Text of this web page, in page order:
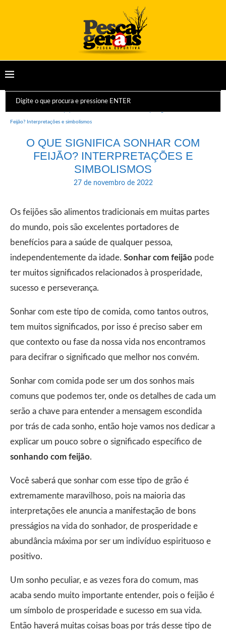
Feijão? Interpretações e simbolismos
O QUE SIGNIFICA SONHAR COM
FEIJÃO? INTERPRETAÇÕES E
SIMBOLISMOS
27 de novembro de 2022
Os feijões são alimentos tradicionais em muitas partes
do mundo, pois são excelentes portadores de
benefícios para a saúde de qualquer pessoa,
independentemente da idade. Sonhar com feijão pode
ter muitos significados relacionados à prosperidade,
sucesso e perseverança.
Sonhar com este tipo de comida, como tantos outros,
tem muitos significados, por isso é preciso saber em
que contexto ou fase da nossa vida nos encontramos
para decifrar o significado que melhor nos convém.
Sonhar com comida pode ser um dos sonhos mais
comuns que podemos ter, onde os detalhes de cada um
serão a chave para entender a mensagem escondida
por trás de cada sonho, então hoje vamos nos dedicar a
explicar um pouco sobre o significado específico de
sonhando com feijão.
Você saberá que sonhar com esse tipo de grão é
extremamente maravilhoso, pois na maioria das
interpretações ele anuncia a manifestação de bons
presságios na vida do sonhador, de prosperidade e
abundância máxima por ser um indivíduo espirituoso e
positivo.
Um sonho peculiar, e as vezes fora do comum, mas
acaba sendo muito importante entender, pois o feijão é
um símbolo de prosperidade e sucesso em sua vida.
Então haverá muitas coisas boas por trás desse tipo de